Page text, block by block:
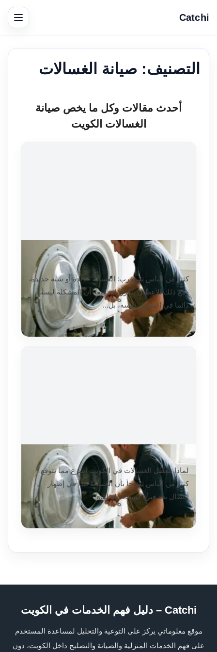
Catchi
التصنيف: صيانة الغسالات
أحدث مقالات وكل ما يخص صيانة
الغسالات الكويت
لماذا تتكرر أعطال الغسالات في بيوت
الكويت؟ أسباب واقعية وحلول تقلل الخسائر
كثير من الناس يستغرب: الغسالة جديدة أو شبه جديدة،
ومع ذلك الأعطال تتكرر. الحقيقة أن المشكلة ليست
دائما في الموديل نفسه، بل...
اقرأ التفاصيل 2026/02/15
مشاكل الغسالات بالكويت والحلول
لماذا تتعطل الغسالات في الكويت أسرع مما نتوقع؟
كثير من الناس يتفاجأ بأن الغسالة تبدأ في إظهار
أعطال بعد فترة ليست طويلة...
اقرأ التفاصيل 2026/02/10
Catchi – دليل فهم الخدمات في الكويت
موقع معلوماتي يركز على التوعية والتحليل لمساعدة المستخدم
على فهم الخدمات المنزلية والصيانة والتصليح داخل الكويت، دون